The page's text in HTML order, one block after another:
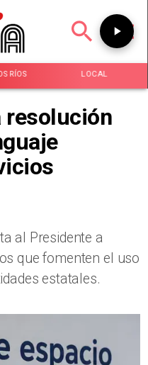
RÍOS LOCAL
resolución
al Presidente a
que fomenten el uso
estatales.